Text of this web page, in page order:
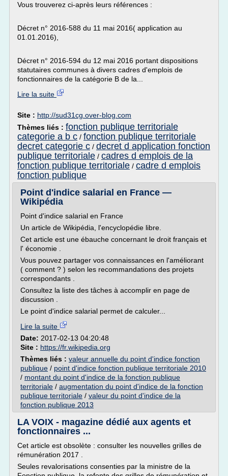
Vous trouverez ci-après leurs références :
Décret n° 2016-588 du 11 mai 2016( application au
01.01.2016),
Décret n° 2016-594 du 12 mai 2016 portant dispositions
statutaires communes à divers cadres d'emplois de
fonctionnaires de la catégorie B de la...
Lire la suite
Site : http://sud31cg.over-blog.com
Thèmes liés : fonction publique territoriale
categorie a b c / fonction publique territoriale
decret categorie c / decret d application fonction
publique territoriale / cadres d emplois de la
fonction publique territoriale / cadre d emplois
fonction publique
Point d'indice salarial en France —
Wikipédia
Point d'indice salarial en France
Un article de Wikipédia, l'encyclopédie libre.
Cet article est une ébauche concernant le droit français et
l' économie .
Vous pouvez partager vos connaissances en l'améliorant
( comment ? ) selon les recommandations des projets
correspondants .
Consultez la liste des tâches à accomplir en page de
discussion .
Le point d'indice salarial permet de calculer...
Lire la suite
Date: 2017-02-13 04:20:48
Site : https://fr.wikipedia.org
Thèmes liés : valeur annuelle du point d'indice fonction
publique / point d'indice fonction publique territoriale 2010
/ montant du point d'indice de la fonction publique
territoriale / augmentation du point d'indice de la fonction
publique territoriale / valeur du point d'indice de la
fonction publique 2013
LA VOIX - magazine dédié aux agents et
fonctionnaires ...
Cet article est obsolète : consulter les nouvelles grilles de
rémunération 2017 .
Seules revalorisations consenties par la ministre de la